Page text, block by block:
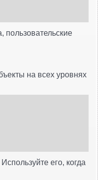
на всех уровнях
его, когда